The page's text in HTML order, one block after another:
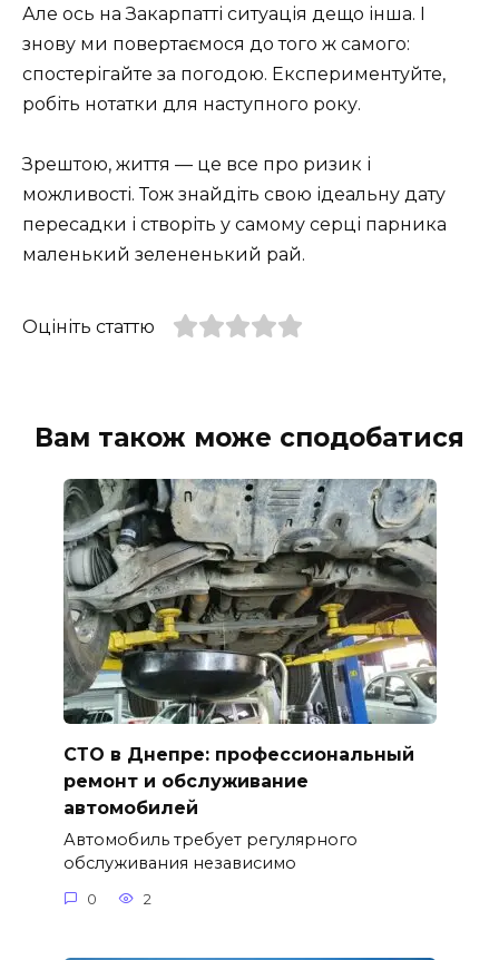
Але ось на Закарпатті ситуація дещо інша. І
знову ми повертаємося до того ж самого:
спостерігайте за погодою. Експериментуйте,
робіть нотатки для наступного року.
Зрештою, життя — це все про ризик і
можливості. Тож знайдіть свою ідеальну дату
пересадки і створіть у самому серці парника
маленький зелененький рай.
Оцініть статтю
Вам також може сподобатися
СТО в Днепре: профессиональный
ремонт и обслуживание
автомобилей
Автомобиль требует регулярного
обслуживания независимо
0 2